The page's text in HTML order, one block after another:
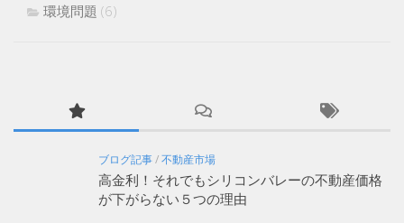
環境問題 (6)
ブログ記事/不動産市場
高金利！それでもシリコンバレーの不動産価格
が下がらない５つの理由